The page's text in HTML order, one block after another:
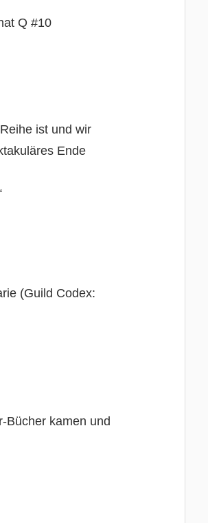
Q #10
ist und wir
Ende
(Guild Codex:
Bücher kamen und